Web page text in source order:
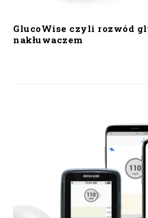
GlucoWise czyli rozwód
nakłuwaczem